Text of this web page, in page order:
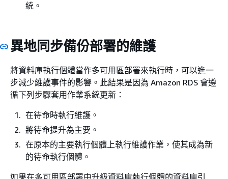
統。
異地同步備份部署的維護
將資料庫執行個體當作多可用區部署來執行時，可以進一
步減少維護事件的影響。此結果是因為 Amazon RDS 會遵
循下列步驟套用作業系統更新：
在待命時執行維護。
將待命提升為主要。
在原本的主要執行個體上執行維護作業，使其成為新
的待命執行個體。
如果在多可用區部署中升級資料庫執行個體的資料庫引